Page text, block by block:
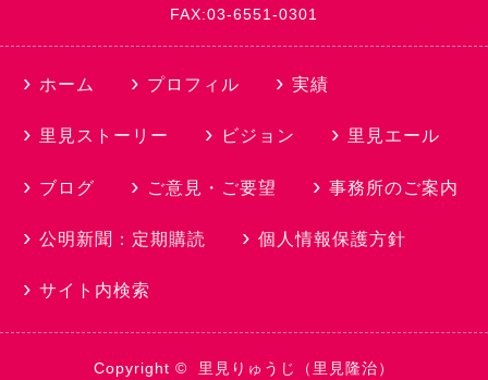
FAX:03-6551-0301
ホーム プロフィル 実績
里見ストーリー ビジョン 里見エール
ブログ ご意見・ご要望 事務所のご案内
公明新聞：定期購読 個人情報保護方針
サイト内検索
Copyright © 里見りゅうじ（里見隆治）